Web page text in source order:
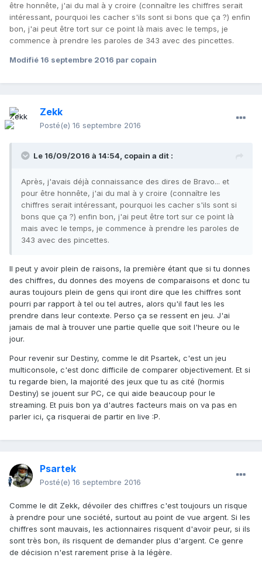
être honnête, j'ai du mal à y croire (connaître les chiffres serait
intéressant, pourquoi les cacher s'ils sont si bons que ça ?) enfin
bon, j'ai peut être tort sur ce point là mais avec le temps, je
commence à prendre les paroles de 343 avec des pincettes.
Modifié 16 septembre 2016 par copain
Zekk
Posté(e) 16 septembre 2016
Le 16/09/2016 à 14:54, copain a dit :
Après, j'avais déjà connaissance des dires de Bravo... et
pour être honnête, j'ai du mal à y croire (connaître les
chiffres serait intéressant, pourquoi les cacher s'ils sont si
bons que ça ?) enfin bon, j'ai peut être tort sur ce point là
mais avec le temps, je commence à prendre les paroles de
343 avec des pincettes.
Il peut y avoir plein de raisons, la première étant que si tu donnes
des chiffres, du donnes des moyens de comparaisons et donc tu
auras toujours plein de gens qui iront dire que les chiffres sont
pourri par rapport à tel ou tel autres, alors qu'il faut les les
prendre dans leur contexte. Perso ça se ressent en jeu. J'ai
jamais de mal à trouver une partie quelle que soit l'heure ou le
jour.
Pour revenir sur Destiny, comme le dit Psartek, c'est un jeu
multiconsole, c'est donc difficile de comparer objectivement. Et si
tu regarde bien, la majorité des jeux que tu as cité (hormis
Destiny) se jouent sur PC, ce qui aide beaucoup pour le
streaming. Et puis bon ya d'autres facteurs mais on va pas en
parler ici, ça risquerai de partir en live :P.
Psartek
Posté(e) 16 septembre 2016
Comme le dit Zekk, dévoiler des chiffres c'est toujours un risque
à prendre pour une société, surtout au point de vue argent. Si les
chiffres sont mauvais, les actionnaires risquent d'avoir peur, si ils
sont très bon, ils risquent de demander plus d'argent. Ce genre
de décision n'est rarement prise à la légère.